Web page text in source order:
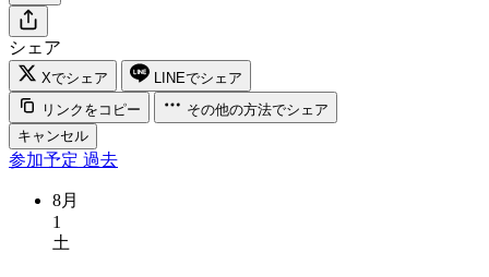
シェア
Xでシェア
LINEでシェア
リンクをコピー
その他の方法でシェア
キャンセル
参加予定 過去
8月
1
土